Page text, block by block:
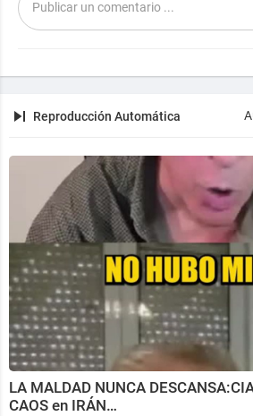
Khil nació el 4 de septiembre de
Reproducción Automática
LA MALDAD NUNCA
CAOS en IRÁN…